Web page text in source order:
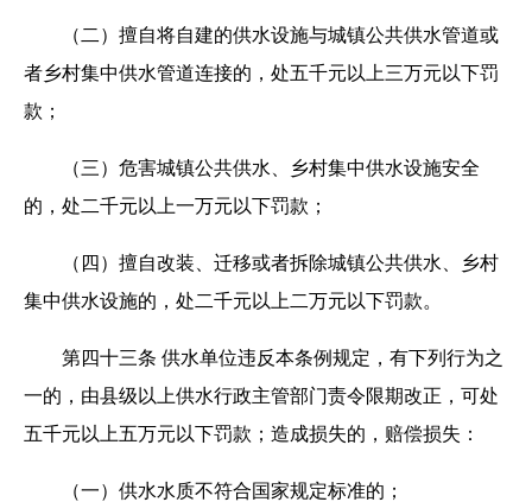
（二）擅自将自建的供水设施与城镇公共供水管道或
者乡村集中供水管道连接的，处五千元以上三万元以下罚
款；
（三）危害城镇公共供水、乡村集中供水设施安全
的，处二千元以上一万元以下罚款；
（四）擅自改装、迁移或者拆除城镇公共供水、乡村
集中供水设施的，处二千元以上二万元以下罚款。
第四十三条 供水单位违反本条例规定，有下列行为之
一的，由县级以上供水行政主管部门责令限期改正，可处
五千元以上五万元以下罚款；造成损失的，赔偿损失：
（一）供水水质不符合国家规定标准的；